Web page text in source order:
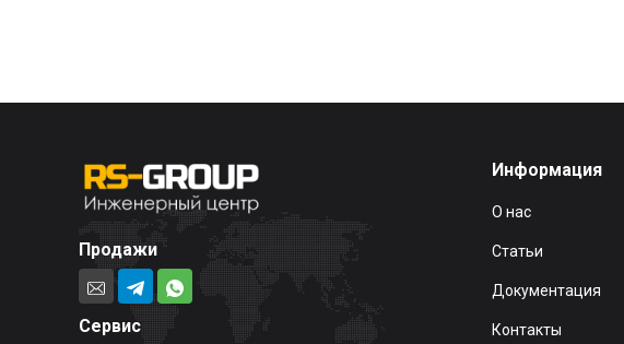
Продажи
Сервис
Информация
О нас
Статьи
Документация
Контакты